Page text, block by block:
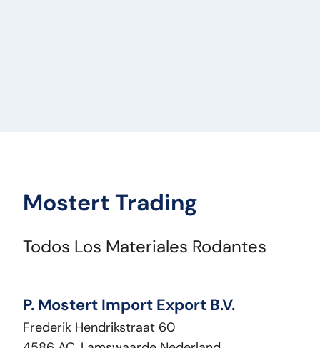
Mostert Trading
Todos Los Materiales Rodantes
P. Mostert Import Export B.V.
Frederik Hendrikstraat 60